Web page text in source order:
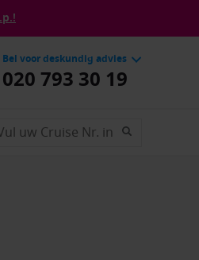
Bel voor deskundig advies
020 793 30 19